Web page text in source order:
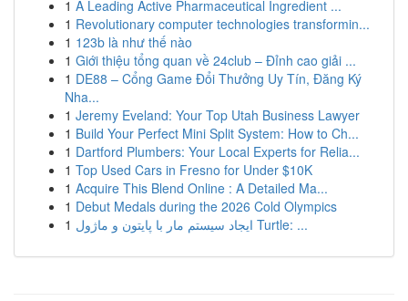
1 A Leading Active Pharmaceutical Ingredient ...
1 Revolutionary computer technologies transformin...
1 123b là như thế nào
1 Giới thiệu tổng quan về 24club – Đỉnh cao giải ...
1 DE88 – Cổng Game Đổi Thưởng Uy Tín, Đăng Ký
Nha...
1 Jeremy Eveland: Your Top Utah Business Lawyer
1 Build Your Perfect Mini Split System: How to Ch...
1 Dartford Plumbers: Your Local Experts for Relia...
1 Top Used Cars in Fresno for Under $10K
1 Acquire This Blend Online : A Detailed Ma...
1 Debut Medals during the 2026 Cold Olympics
1
ایجاد سیستم مار با پایتون و ماژول Turtle: ...